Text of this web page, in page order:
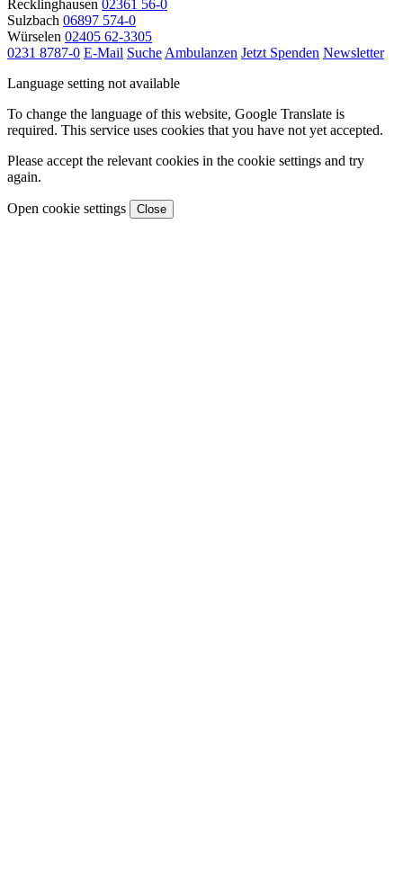
Recklinghausen 02361 56-0
Sulzbach 06897 574-0
Würselen 02405 62-3305
0231 8787-0 E-Mail Suche Ambulanzen Jetzt Spenden Newsletter
Language setting not available
To change the language of this website, Google Translate is
required. This service uses cookies that you have not yet accepted.
Please accept the relevant cookies in the cookie settings and try
again.
Open cookie settings Close